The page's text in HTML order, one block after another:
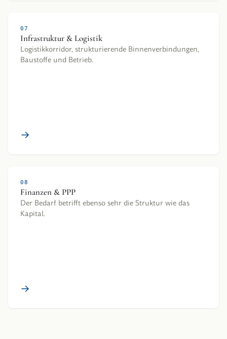
07
Infrastruktur & Logistik
Logistikkorridor, strukturierende Binnenverbindungen,
Baustoffe und Betrieb.
→
08
Finanzen & PPP
Der Bedarf betrifft ebenso sehr die Struktur wie das
Kapital.
→